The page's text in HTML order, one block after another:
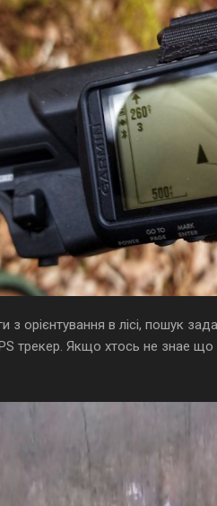
з орієнтування в лісі, пошук
трекер. Якщо хтось не знае що